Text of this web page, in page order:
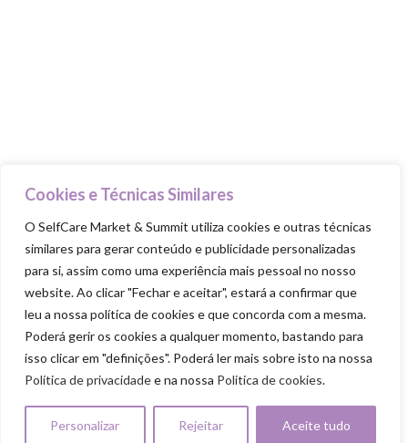
Cookies e Técnicas Similares
O SelfCare Market & Summit utiliza cookies e outras técnicas
similares para gerar conteúdo e publicidade personalizadas
para si, assim como uma experiência mais pessoal no nosso
website. Ao clicar "Fechar e aceitar", estará a confirmar que
leu a nossa política de cookies e que concorda com a mesma.
Poderá gerir os cookies a qualquer momento, bastando para
isso clicar em "definições". Poderá ler mais sobre isto na nossa
Política de privacidadee na nossa Politica de cookies.
Personalizar Rejeitar Aceite tudo
PILARES
Cuida-te
Ama-te
Nutre-te
Mexe-te
Revigora-te
Respeita-te